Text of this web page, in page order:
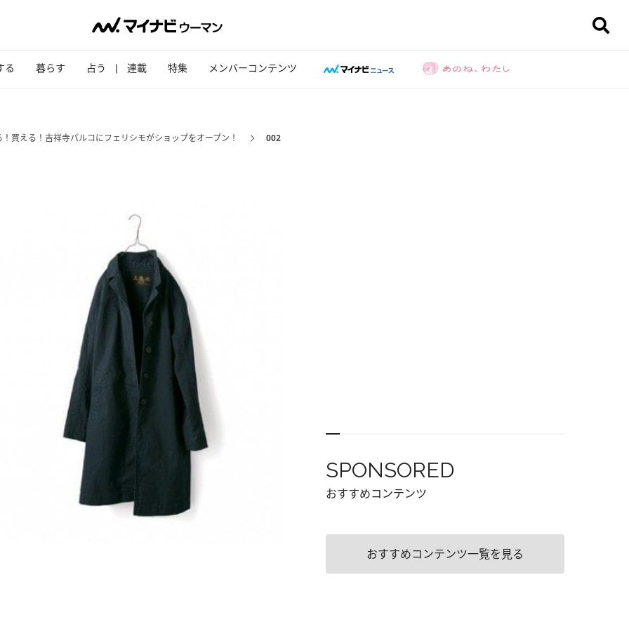
る 暮らす 占う 連載 特集 メンバーコンテンツ
買える！吉祥寺パルコにフェリシモがショップをオープン！ 002
SPONSORED
おすすめコンテンツ
おすすめコンテンツ一覧を見る